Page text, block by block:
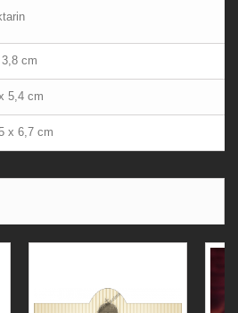
cm
5,4 cm
x 6,7 cm